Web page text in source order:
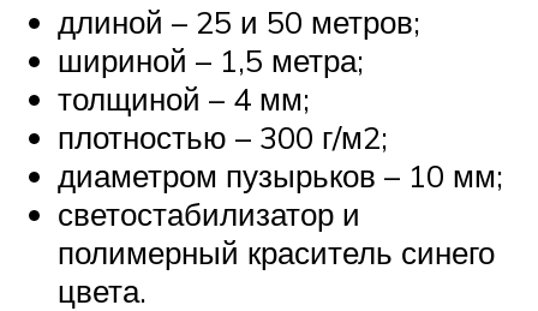
длиной – 25 и 50 метров;
шириной – 1,5 метра;
толщиной – 4 мм;
плотностью – 300 г/м2;
диаметром пузырьков – 10 мм;
светостабилизатор и
полимерный краситель синего
цвета.